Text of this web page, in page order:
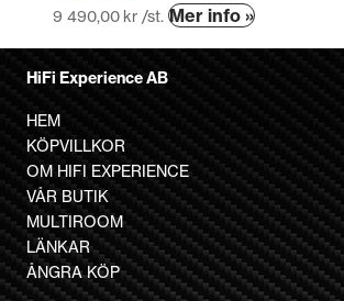
9 490,00 kr /st. Mer info »Den
varianter.
De
olika
alternativen
kan
väljas
på
HiFi Experience AB
HEM
KÖPVILLKOR
OM HIFI EXPERIENCE
VÅR BUTIK
MULTIROOM
LÄNKAR
ÅNGRA KÖP